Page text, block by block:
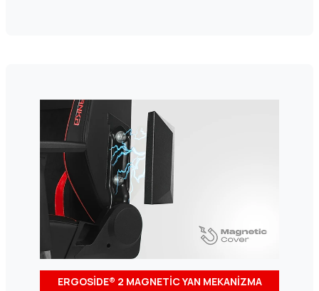
ERGOSİDE® 2 MAGNETİC YAN MEKANİZMA